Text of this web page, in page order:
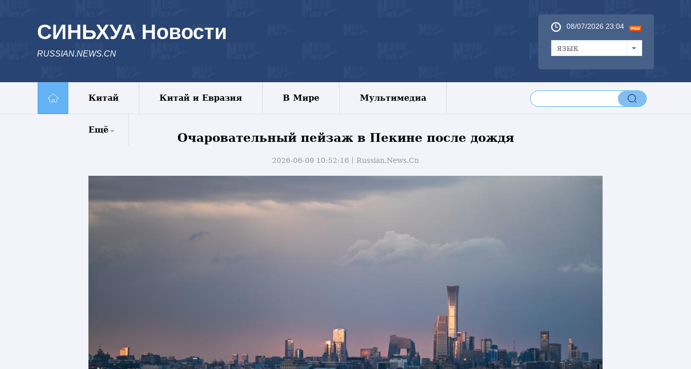
СИНЬХУА Новости
RUSSIAN.NEWS.CN
08/07/2026 23:04
язык
Китай Китай и Евразия В Мире Мультимедиа
Ещё
Спецрепортажи
Очаровательный пейзаж в Пекине после дождя
2026-06-09 10:52:16丨 Russian.News.Cn